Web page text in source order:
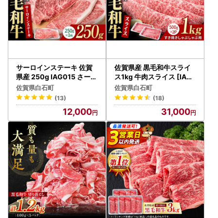
サーロインステーキ 佐賀
県産 250g IAG015 さーろ
いん ステーキ
佐賀県白石町
(13)
12,000
佐賀県産 黒毛和牛スライ
ス1kg 牛肉スライス [IAG
007]
佐賀県白石町
(18)
31,000